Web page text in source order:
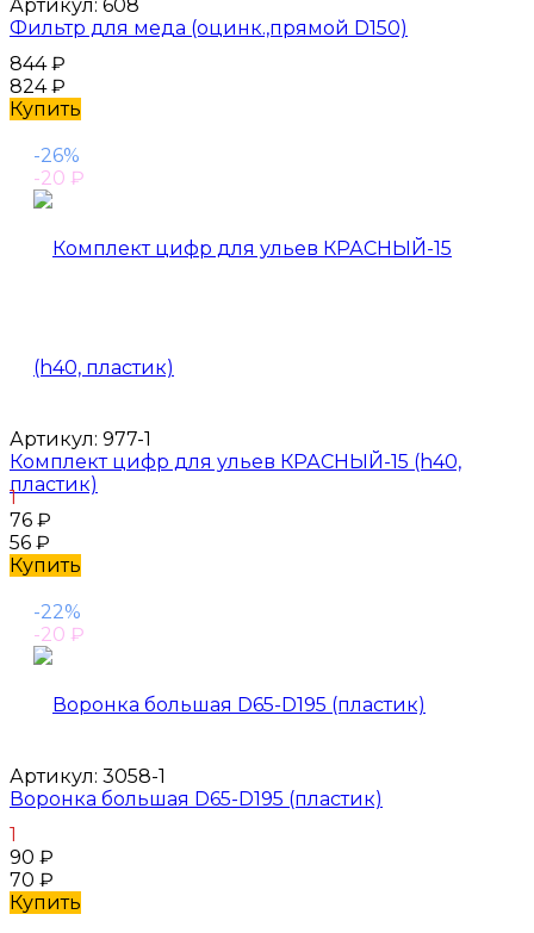
Артикул: 608
Фильтр для меда (оцинк.,прямой D150)
844₽
824₽
Купить
-26%
-20 ₽
Артикул: 977-1
Комплект цифр для ульев КРАСНЫЙ-15 (h40,
пластик)
1
76 ₽
56 ₽
Купить
-22%
-20 ₽
Артикул: 3058-1
Воронка большая D65-D195 (пластик)
1
90 ₽
70 ₽
Купить